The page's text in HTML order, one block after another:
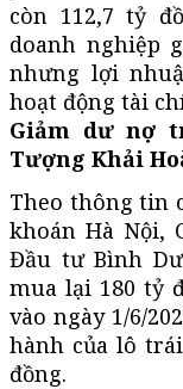
còn 112,7 tỷ
doanh nghiệp
nhưng lợi
hoạt động tài
Giảm dư nợ
Tượng Khải
Theo thông tin
khoán Hà Nội,
Đầu tư Bình
mua lại 180 tỷ
vào ngày 1/6/
hành của lô
đồng.